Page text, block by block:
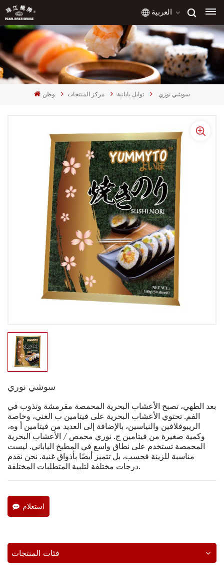
العربية
English
français
العربية
وطن مركز المنتجات توابل يابانية سوشي نوري
سوشي نوري
بعد الطهي، تصبح الأعشاب البحرية المحمصة مقرمشة وتذوب في
الفم. تحتوي الأعشاب البحرية على فيتامين ب الغني، وخاصة
الريبوفلافين والنياسين، بالإضافة إلى العديد من فيتامين أ وه،
وكمية صغيرة من فيتامين ج. نوري محمص / الأعشاب البحرية
المحمصة تستخدم على نطاق واسع في المطبخ الياباني. ليست
مناسبة للزينة فحسب، بل تتميز أيضًا بأذواق غنية. نحن نقدم
درجات مختلفة لتلبية المتطلبات المختلفة.
استعلام
فئات المنتجات